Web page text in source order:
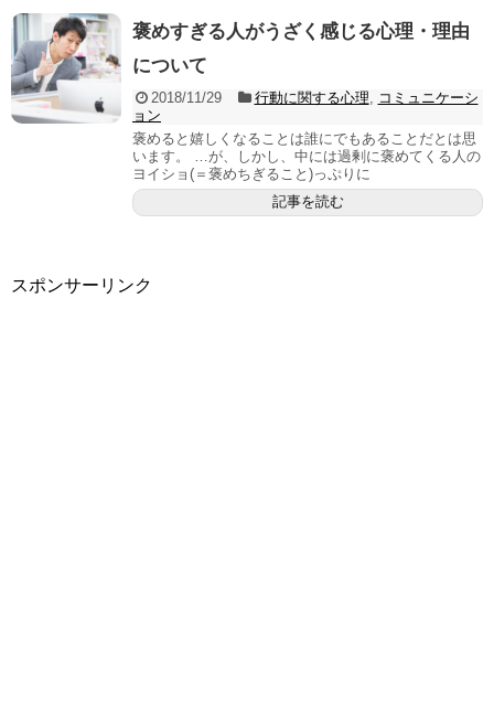
褒めすぎる人がうざく感じる心理・理由
について
2018/11/29 行動に関する心理, コミュニケーシ
ョン
褒めると嬉しくなることは誰にでもあることだとは思
います。 …が、しかし、中には過剰に褒めてくる人の
ヨイショ(＝褒めちぎること)っぷりに
記事を読む
スポンサーリンク